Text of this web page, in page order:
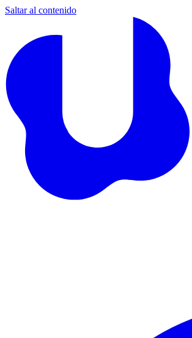
Saltar al contenido